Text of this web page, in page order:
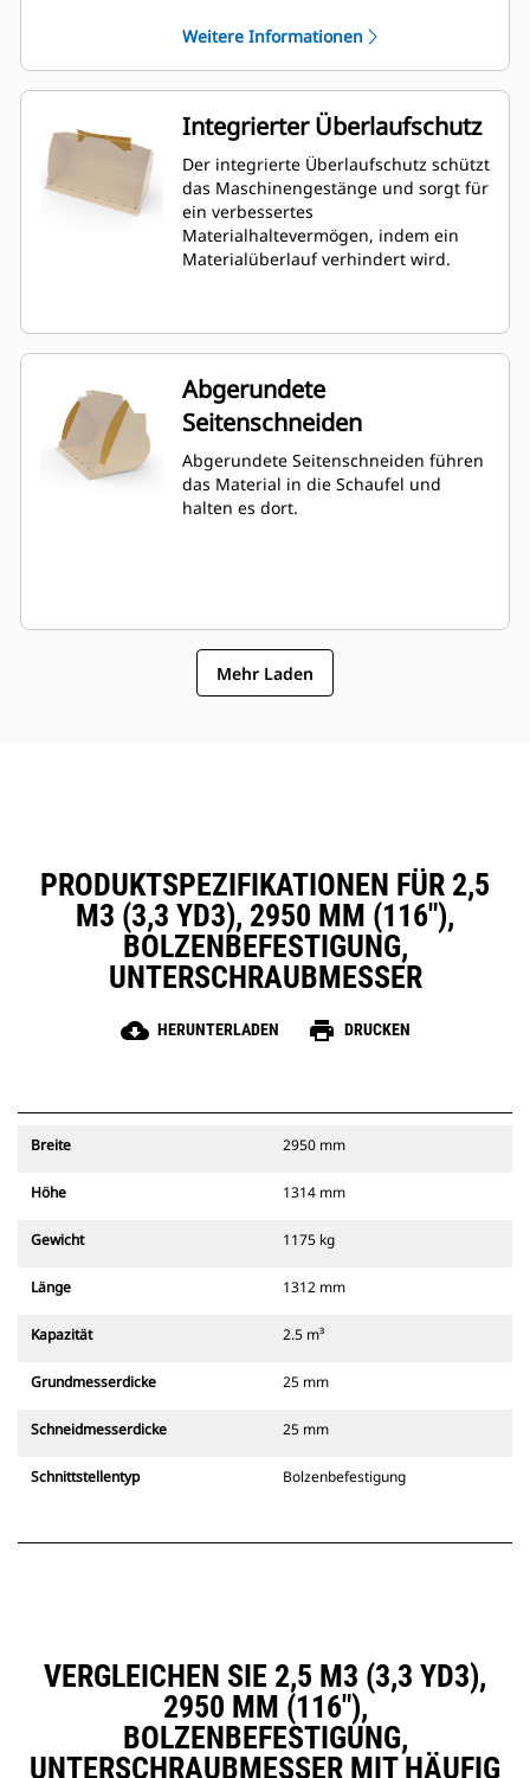
Ausbrechkräfte und
Abriebbedingungen ausgelegt. Ideal
für das Rückwärtsabziehen und
Planieren. Der Füllfaktor für Schaufeln
der Performance-Serie kann bis zu
115 % des angegebenen
Fassungsvermögen betragen.
Weitere Informationen
Integrierter Überlaufschutz
Der integrierte Überlaufschutz schützt
das Maschinengestänge und sorgt für
ein verbessertes
Materialhaltevermögen, indem ein
Materialüberlauf verhindert wird.
Abgerundete
Seitenschneiden
Abgerundete Seitenschneiden führen
das Material in die Schaufel und
halten es dort.
Mehr Laden
PRODUKTSPEZIFIKATIONEN FÜR 2,5
M3 (3,3 YD3), 2950 MM (116"),
BOLZENBEFESTIGUNG,
UNTERSCHRAUBMESSER
cloud_download HERUNTERLADEN print DRUCKEN
Breite 2950 mm
Höhe 1314 mm
Gewicht 1175 kg
Länge 1312 mm
Kapazität 2.5 m³
Grundmesserdicke 25 mm
Schneidmesserdicke 25 mm
Schnittstellentyp Bolzenbefestigung
VERGLEICHEN SIE 2,5 M3 (3,3 YD3),
2950 MM (116"),
BOLZENBEFESTIGUNG,
UNTERSCHRAUBMESSER MIT HÄUFIG